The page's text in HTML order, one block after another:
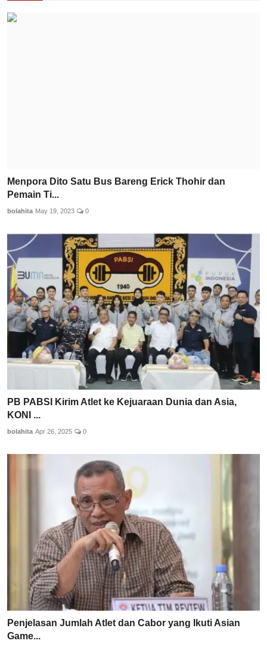
Menpora Dito Satu Bus Bareng Erick Thohir dan
Pemain Ti...
bolahita May 19, 2023 0
PB PABSI Kirim Atlet ke Kejuaraan Dunia dan Asia,
KONI ...
bolahita Apr 26, 2025 0
Penjelasan Jumlah Atlet dan Cabor yang Ikuti Asian
Game...